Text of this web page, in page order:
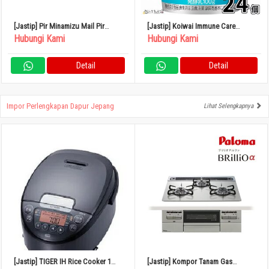
[Jastip] Pir Minamizu Mail Pir
Jepang Kotak Kecil 4 – 6 Buah
Hubungi Kami
Detail
[Jastip] Koiwai Immune Care
Yogurt Rendah Lemak 100g Set isi
Hubungi Kami
Detail
Impor Perlengkapan Dapur Jepang Lihat Selengkapnya
[Jastip] TIGER IH Rice Cooker 1
[Jastip] Kompor Tanam Gas